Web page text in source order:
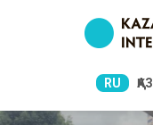
RU ҚАЗ